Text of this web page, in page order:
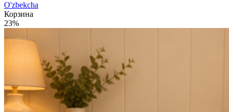
O'zbekcha
Корзина
23%